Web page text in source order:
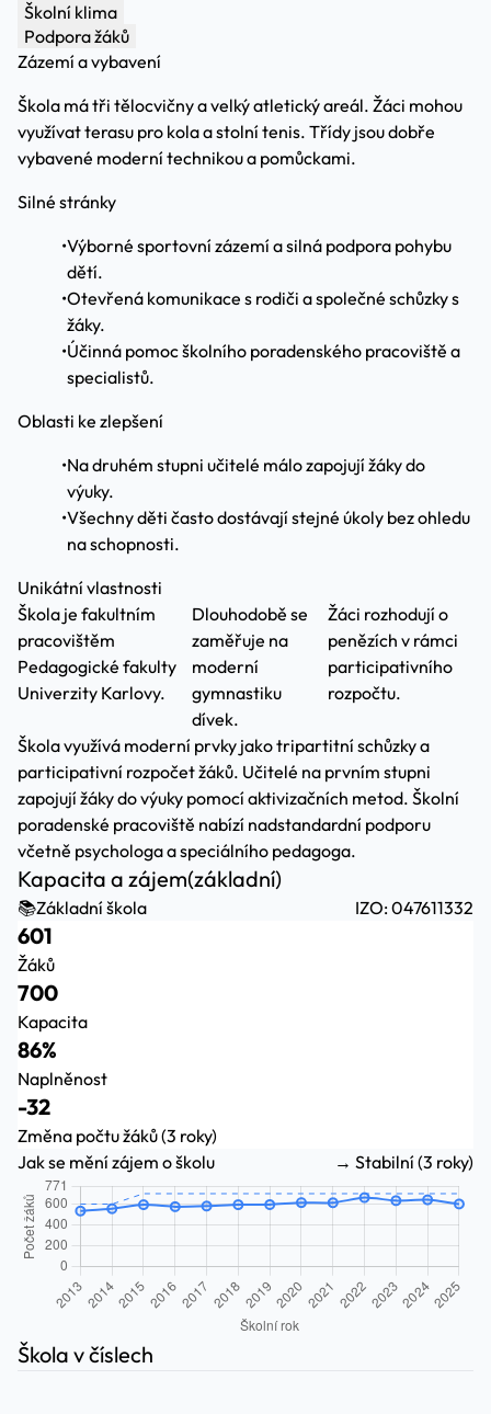
Školní klima
Podpora žáků
Zázemí a vybavení
Škola má tři tělocvičny a velký atletický areál. Žáci mohou
využívat terasu pro kola a stolní tenis. Třídy jsou dobře
vybavené moderní technikou a pomůckami.
Silné stránky
•Výborné sportovní zázemí a silná podpora pohybu
dětí.
•Otevřená komunikace s rodiči a společné schůzky s
žáky.
•Účinná pomoc školního poradenského pracoviště a
specialistů.
Oblasti ke zlepšení
•Na druhém stupni učitelé málo zapojují žáky do
výuky.
•Všechny děti často dostávají stejné úkoly bez ohledu
na schopnosti.
Unikátní vlastnosti
Škola je fakultním
pracovištěm
Pedagogické fakulty
Univerzity Karlovy.
Dlouhodobě se
zaměřuje na
moderní
gymnastiku
dívek.
Žáci rozhodují o
penězích v rámci
participativního
rozpočtu.
Škola využívá moderní prvky jako tripartitní schůzky a
participativní rozpočet žáků. Učitelé na prvním stupni
zapojují žáky do výuky pomocí aktivizačních metod. Školní
poradenské pracoviště nabízí nadstandardní podporu
včetně psychologa a speciálního pedagoga.
Kapacita a zájem(základní)
📚Základní škola IZO: 047611332
601
Žáků
700
Kapacita
86%
Naplněnost
-32
Změna počtu žáků (3 roky)
Jak se mění zájem o školu
→ Stabilní (3 roky)
Škola v číslech